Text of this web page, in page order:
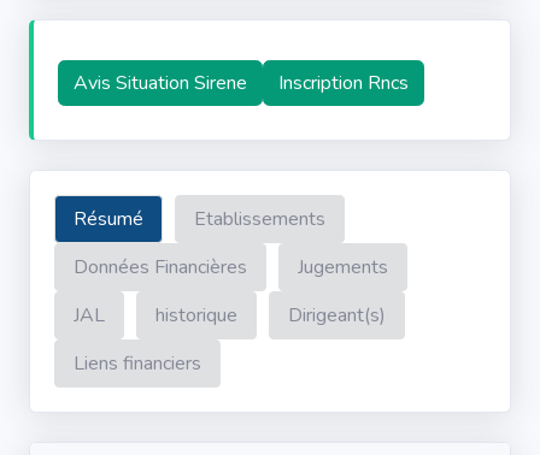
Avis Situation Sirene Inscription Rncs
Résumé
Etablissements
Données Financières
Jugements
JAL
historique
Dirigeant(s)
Liens financiers